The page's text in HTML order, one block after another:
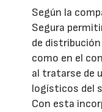
Según la
Segura
de
como en el
al tratarse de
logísticos del
Con esta